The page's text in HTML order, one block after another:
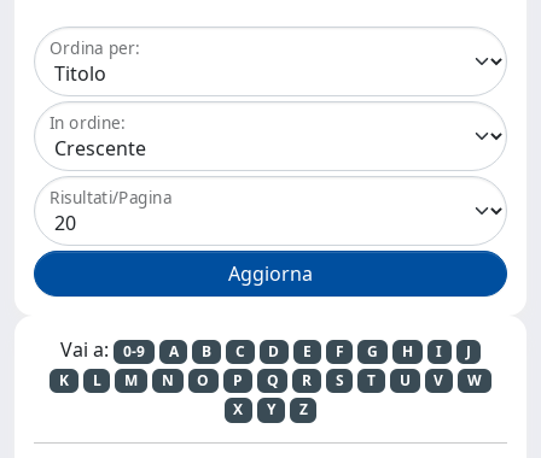
Ordina per:
In ordine:
Risultati/Pagina
Vai a: 0-9 A B C D E F G H I
J
K
L M N O P Q R S T U V
W
X
Y Z